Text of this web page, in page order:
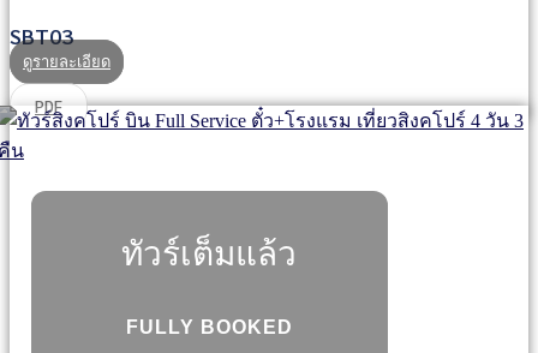
SBT03
ดูรายละเอียด
PDF
ทัวร์เต็มแล้ว
FULLY BOOKED